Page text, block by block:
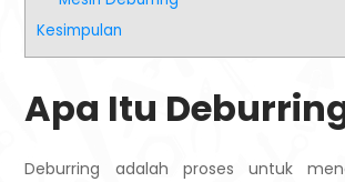
Kesimpulan
Apa Itu
Deburring adalah proses untuk